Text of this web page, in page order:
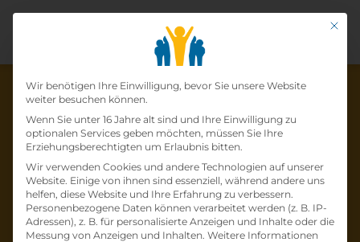
Die Lehrstelle wurde schon
besetzt!
Die LehrstelleLehre zum:zur
Einzelhandelskaufmann:Einzelhandelskauffr
Mit
Datenschutz-
Wir benötigen Ihre Einwilligung, bevor Sie unsere Website
weiter besuchen können.
Wenn Sie unter 16 Jahre alt sind und Ihre Einwilligung zu
optionalen Services geben möchten, müssen Sie Ihre
Erziehungsberechtigten um Erlaubnis bitten.
Wir verwenden Cookies und andere Technologien auf unserer
Website. Einige von ihnen sind essenziell, während andere uns
helfen, diese Website und Ihre Erfahrung zu verbessern.
Personenbezogene Daten können verarbeitet werden (z. B. IP-
Adressen), z. B. für personalisierte Anzeigen und Inhalte oder die
Messung von Anzeigen und Inhalten. Weitere Informationen